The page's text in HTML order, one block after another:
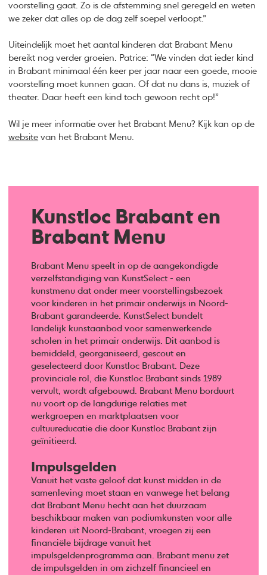
voorstelling gaat. Zo is de afstemming snel geregeld en weten
we zeker dat alles op de dag zelf soepel verloopt.”
Uiteindelijk moet het aantal kinderen dat Brabant Menu
bereikt nog verder groeien. Patrice: “We vinden dat ieder kind
in Brabant minimaal één keer per jaar naar een goede, mooie
voorstelling moet kunnen gaan. Of dat nu dans is, muziek of
theater. Daar heeft een kind toch gewoon recht op!”
Wil je meer informatie over het Brabant Menu? Kijk kan op de
website van het Brabant Menu.
Kunstloc Brabant en
Brabant Menu
Brabant Menu speelt in op de aangekondigde
verzelfstandiging van KunstSelect - een
kunstmenu dat onder meer voorstellingsbezoek
voor kinderen in het primair onderwijs in Noord-
Brabant garandeerde. KunstSelect bundelt
landelijk kunstaanbod voor samenwerkende
scholen in het primair onderwijs. Dit aanbod is
bemiddeld, georganiseerd, gescout en
geselecteerd door Kunstloc Brabant. Deze
provinciale rol, die Kunstloc Brabant sinds 1989
vervult, wordt afgebouwd. Brabant Menu borduurt
nu voort op de langdurige relaties met
werkgroepen en marktplaatsen voor
cultuureducatie die door Kunstloc Brabant zijn
geïnitieerd.
Impulsgelden
Vanuit het vaste geloof dat kunst midden in de
samenleving moet staan en vanwege het belang
dat Brabant Menu hecht aan het duurzaam
beschikbaar maken van podiumkunsten voor alle
kinderen uit Noord-Brabant, vroegen zij een
financiële bijdrage vanuit het
impulsgeldenprogramma aan. Brabant menu zet
de impulsgelden in om zichzelf financieel en